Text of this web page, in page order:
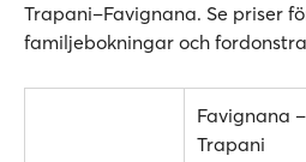
Trapani–Favignana. Se priser
familjebokningar och
Favignana –
Trapani